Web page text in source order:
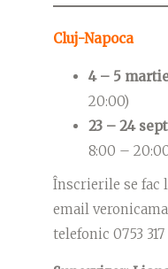
Cluj-Napoca
4 – 5
20:00)
23 – 24
8:00 –
Înscrierile se fac
email
telefonic 0753 317